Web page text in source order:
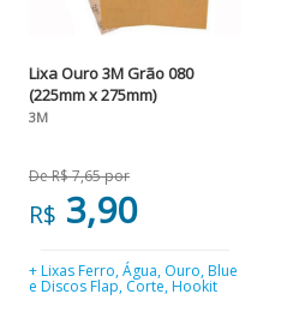
Lixa Ouro 3M Grão 080
(225mm x 275mm)
3M
De R$ 7,65 por
R$ 3,90
+ Lixas Ferro, Água, Ouro, Blue
e Discos Flap, Corte, Hookit